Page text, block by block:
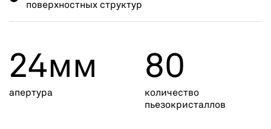
поверхностных структур
24мм
апертура
80
количество
пьезокристаллов